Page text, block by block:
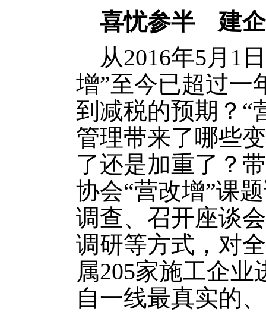
喜忧参半 建企
从2016年5月1
增”至今已超过一
到减税的预期？“
管理带来了哪些
了还是加重了？
协会“营改增”课
调查、召开座谈
调研等方式，对
属205家施工企
自一线最真实的